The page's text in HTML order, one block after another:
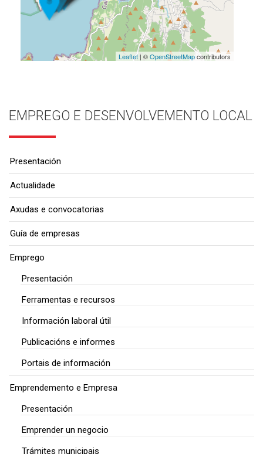
Leaflet| ©OpenStreetMapcontributors
EMPREGO E DESENVOLVEMENTO LOCAL
Presentación
Actualidade
Axudas e convocatorias
Guía de empresas
Emprego
Presentación
Ferramentas e recursos
Información laboral útil
Publicacións e informes
Portais de información
Emprendemento e Empresa
Presentación
Emprender un negocio
Trámites municipais